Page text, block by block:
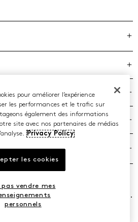
Caleres, Inc. Tous droits réservés.
pour améliorer l’expérience
les performances et le trafic sur
également des informations
site avec nos partenaires de médias
Privacy Policy
les cookies
pas vendre mes
personnels